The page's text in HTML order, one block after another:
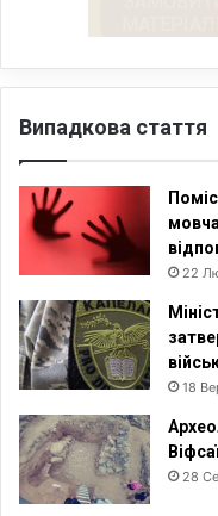
Випадкова стаття
22
18
28